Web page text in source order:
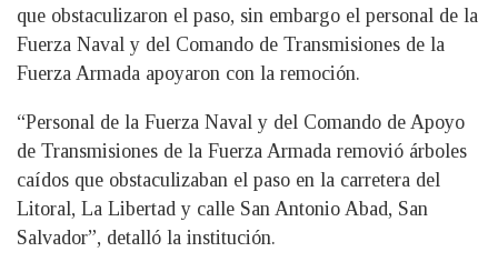
que obstaculizaron el paso, sin embargo el personal de la
Fuerza Naval y del Comando de Transmisiones de la
Fuerza Armada apoyaron con la remoción.
“Personal de la Fuerza Naval y del Comando de Apoyo
de Transmisiones de la Fuerza Armada removió árboles
caídos que obstaculizaban el paso en la carretera del
Litoral, La Libertad y calle San Antonio Abad, San
Salvador”, detalló la institución.